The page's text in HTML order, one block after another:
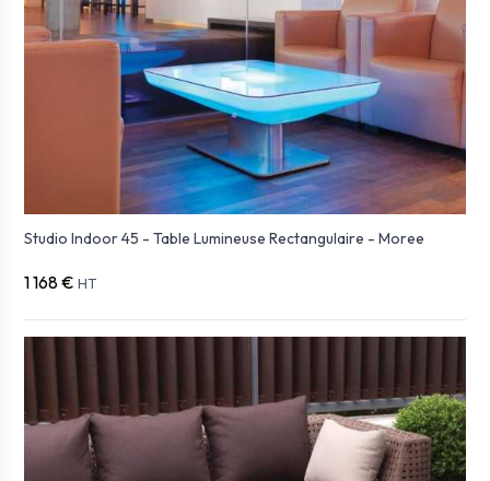
Studio Indoor 45 - Table Lumineuse Rectangulaire - Moree
1 168 € HT